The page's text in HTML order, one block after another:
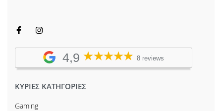
4,9 8 reviews
ΚΥΡΙΕΣ ΚΑΤΗΓΟΡΙΕΣ
Gaming